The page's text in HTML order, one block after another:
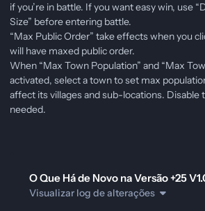
if you’re in battle. If you want easy win, use
Size” before entering battle.
“Max Public Order” take effects when you
will have maxed public order.
When “Max Town Population” and “Max
activated, select a town to set max
affect its villages and sub-locations. Disable
needed.
O Que Há de Novo na Versão+25
Visualizar log de alterações